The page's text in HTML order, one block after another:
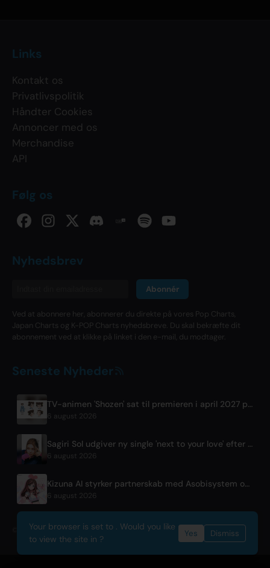
Links
Kontakt os
Privatlivspolitik
Håndter Cookies
Annoncer med os
Merchandise
API
Følg os
Nyhedsbrev
Abonnér
Ved at abonnere her, abonnerer du direkte på vores Pop Charts,
Japan Charts og K-POP Charts nyhedsbreve. Du skal bekræfte dit
abonnement ved at klikke på linket i den e-mail, du modtager.
Seneste Nyheder
TV-animen 'Shozen' sat til premieren i april 2027 på Fuji TV
6 august 2026
Sagiri Sol udgiver ny single 'next to your love' efter pause
6 august 2026
Kizuna AI styrker partnerskab med Asobisystem op til 10-års jubilæumsverdensturné
6 august 2026
© 2026 OnlyHit. All rights reserved. - Metadata provided byACRCloud
Your browser is set to . Would you like
to view the site in ?
Yes Dismiss